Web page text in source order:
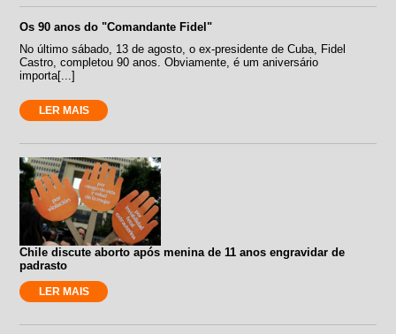
Os 90 anos do "Comandante Fidel"
No último sábado, 13 de agosto, o ex-presidente de Cuba, Fidel
Castro, completou 90 anos. Obviamente, é um aniversário
importa[...]
LER MAIS
Chile discute aborto após menina de 11 anos engravidar de
padrasto
LER MAIS